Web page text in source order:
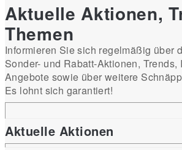
Aktuelle Aktionen,
Themen
Informieren Sie sich regelmäßig über
Sonder- und Rabatt-Aktionen, Trends,
Angebote sowie über weitere
Es lohnt sich garantiert!
Aktuelle Aktionen